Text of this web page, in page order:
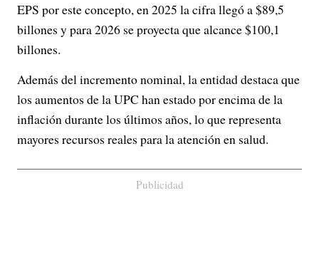
EPS por este concepto, en 2025 la cifra llegó a $89,5
billones y para 2026 se proyecta que alcance $100,1
billones.
Además del incremento nominal, la entidad destaca que
los aumentos de la UPC han estado por encima de la
inflación durante los últimos años, lo que representa
mayores recursos reales para la atención en salud.
Publicidad